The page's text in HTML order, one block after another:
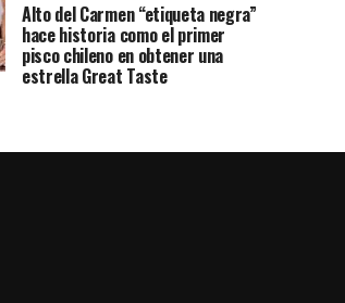
Alto del Carmen “etiqueta negra”
hace historia como el primer
pisco chileno en obtener una
estrella Great Taste